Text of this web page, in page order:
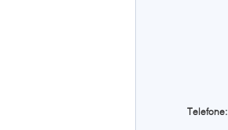
Telefone: